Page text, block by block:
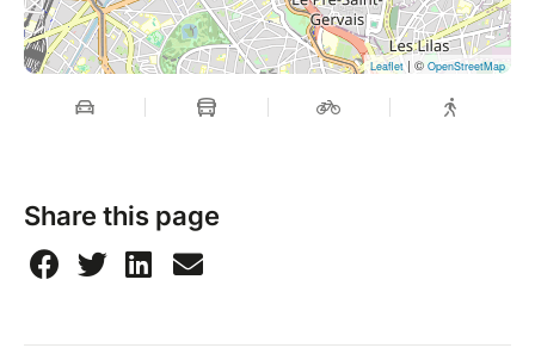
Leaflet | © OpenStreetMap
Share this page